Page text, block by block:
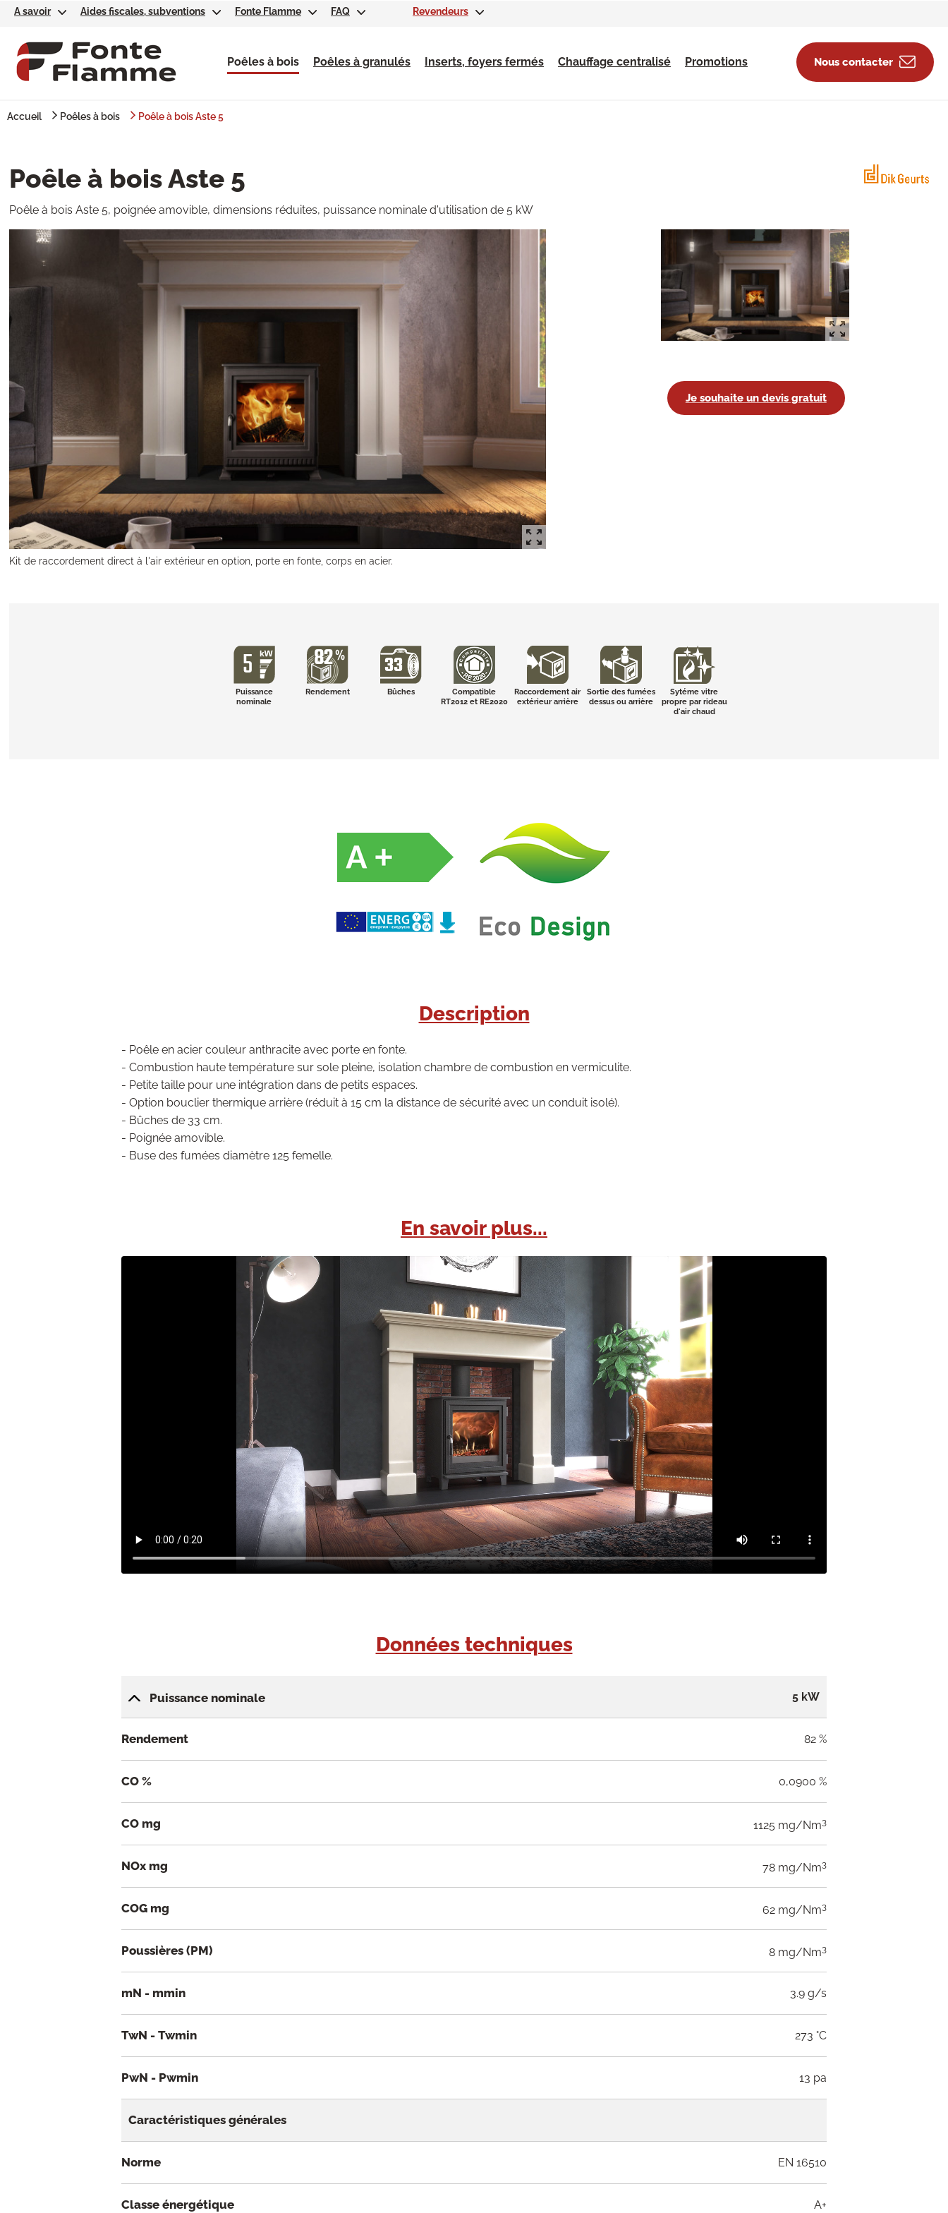
Poêles à bois Poêles à granulés Inserts, foyers fermés Chauffage centralisé Promotions Nous contacter
A savoir Aides fiscales, subventions Fonte Flamme FAQ Revendeurs
Accueil Poêles à bois Poêle à bois Aste 5
Poêle à bois Aste 5
Poêle à bois Aste 5, poignée amovible, dimensions réduites, puissance nominale d'utilisation de 5 kW
Kit de raccordement direct à l'air extérieur en option, porte en fonte, corps en acier.
Je souhaite un devis gratuit
Puissance
nominale
Rendement Bûches
Compatible
RT2012 et RE2020
Raccordement air
extérieur arrière
Sortie des fumées
dessus ou arrière
Sytéme vitre
propre par rideau
d'air chaud
Description
- Poêle en acier couleur anthracite avec porte en fonte.
- Combustion haute température sur sole pleine, isolation chambre de combustion en vermiculite.
- Petite taille pour une intégration dans de petits espaces.
- Option bouclier thermique arrière (réduit à 15 cm la distance de sécurité avec un conduit isolé).
- Bûches de 33 cm.
- Poignée amovible.
- Buse des fumées diamètre 125 femelle.
En savoir plus...
Données techniques
Puissance nominale 5 kW
Rendement 82 %
CO % 0,0900 %
CO mg 1125 mg/Nm3
NOx mg 78 mg/Nm3
COG mg 62 mg/Nm3
Poussières (PM) 8 mg/Nm3
mN - mmin 3.9 g/s
TwN - Twmin 273 °C
PwN - Pwmin 13 pa
Caractéristiques générales
Norme EN 16510
Classe énergétique A+